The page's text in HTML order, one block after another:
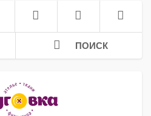
ПОИСК